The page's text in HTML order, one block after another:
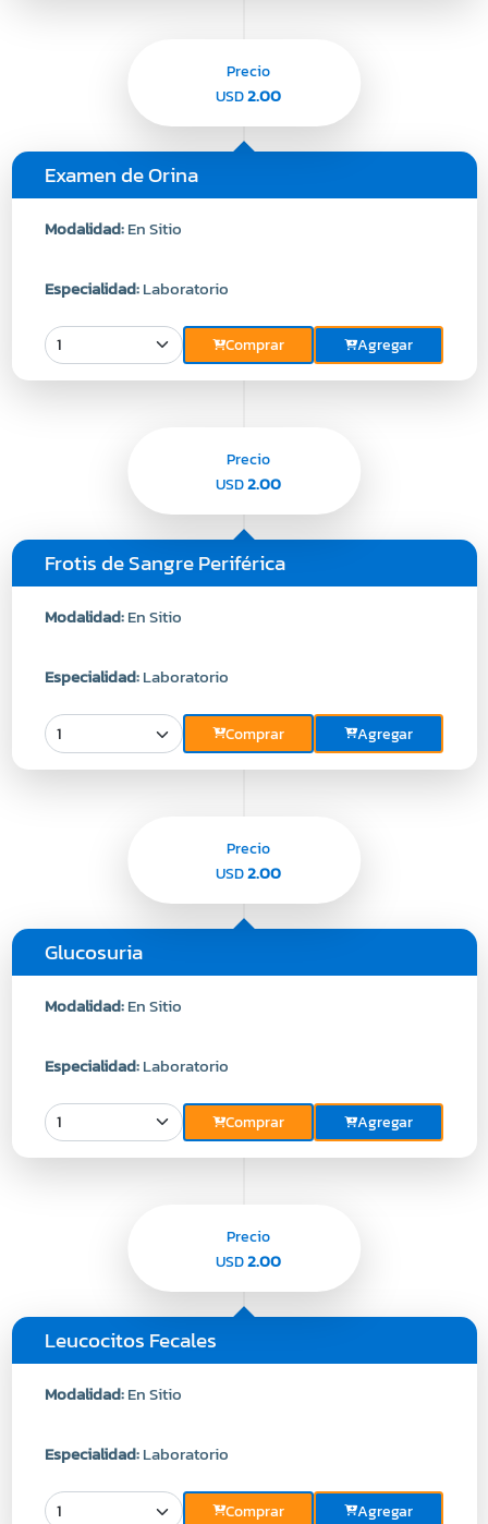
Examen de Orina
Modalidad:En Sitio
Especialidad:Laboratorio
Comprar Agregar
Precio
USD2.00
Frotis de Sangre Periférica
Modalidad:En Sitio
Especialidad:Laboratorio
Comprar Agregar
Precio
USD2.00
Glucosuria
Modalidad:En Sitio
Especialidad:Laboratorio
Comprar Agregar
Precio
USD2.00
Leucocitos Fecales
Modalidad:En Sitio
Especialidad:Laboratorio
Comprar Agregar
Precio
USD2.00